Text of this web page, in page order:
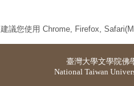
建議您使用 Chrome, Firefox,
臺灣大學文學院佛
National Taiwan